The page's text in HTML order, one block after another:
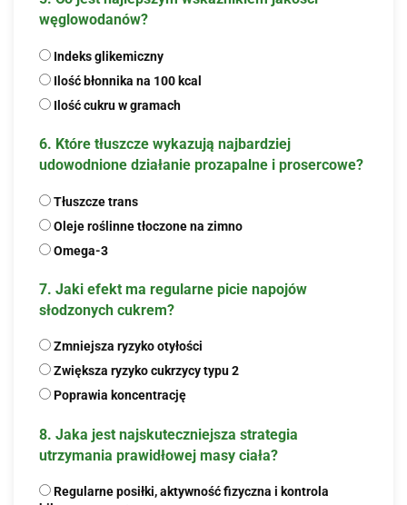
węglowodanów?
Indeks glikemiczny
Ilość błonnika na 100 kcal
Ilość cukru w gramach
6. Które tłuszcze wykazują najbardziej
udowodnione działanie prozapalne i prosercowe?
Tłuszcze trans
Oleje roślinne tłoczone na zimno
Omega-3
7. Jaki efekt ma regularne picie napojów
słodzonych cukrem?
Zmniejsza ryzyko otyłości
Zwiększa ryzyko cukrzycy typu 2
Poprawia koncentrację
8. Jaka jest najskuteczniejsza strategia
utrzymania prawidłowej masy ciała?
Regularne posiłki, aktywność fizyczna i kontrola